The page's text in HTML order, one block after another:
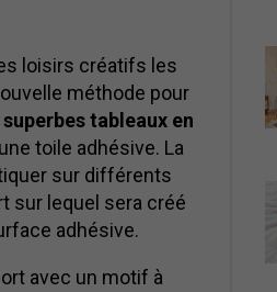
loisirs créatifs les
méthode pour
tableaux en
toile adhésive. La
sur différents
sur lequel sera créé
adhésive.
avec un motif à